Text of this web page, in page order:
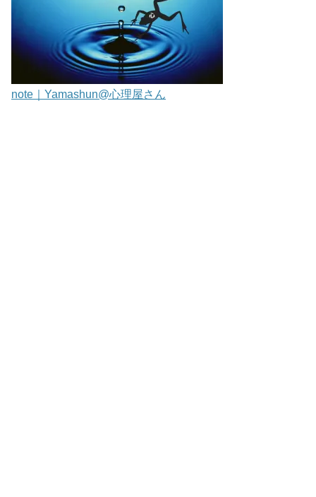
note｜Yamashun@心理屋さん